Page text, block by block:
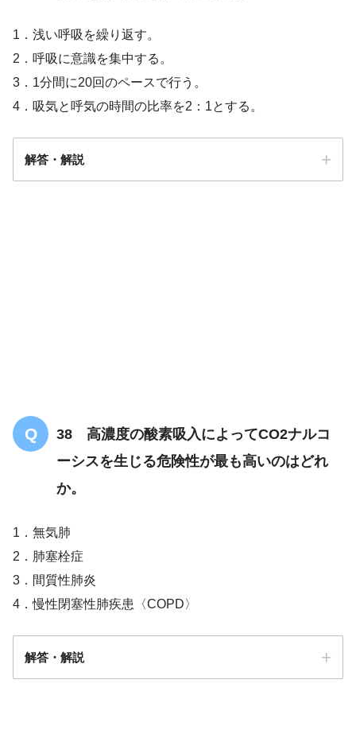
1．浅い呼吸を繰り返す。
2．呼吸に意識を集中する。
3．1分間に20回のペースで行う。
4．吸気と呼気の時間の比率を2：1とする。
解答・解説
38 高濃度の酸素吸入によってCO2ナルコ
ーシスを生じる危険性が最も高いのはどれ
か。
1．無気肺
2．肺塞栓症
3．間質性肺炎
4．慢性閉塞性肺疾患〈COPD〉
解答・解説